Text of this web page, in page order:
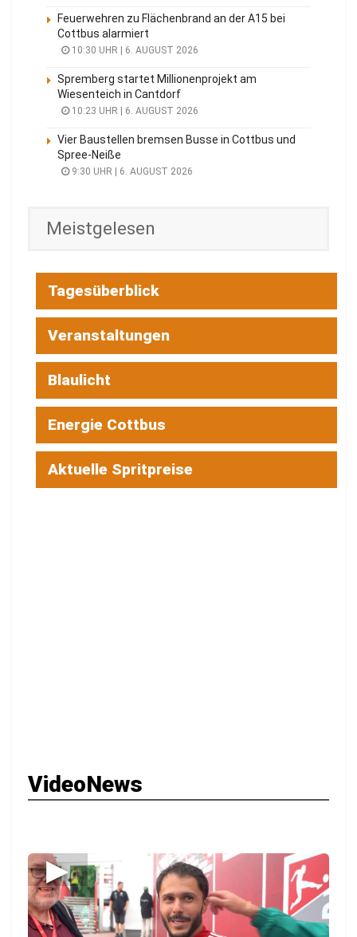
Feuerwehren zu Flächenbrand an der A15 bei
Cottbus alarmiert
10:30 UHR | 6. AUGUST 2026
Spremberg startet Millionenprojekt am
Wiesenteich in Cantdorf
10:23 UHR | 6. AUGUST 2026
Vier Baustellen bremsen Busse in Cottbus und
Spree-Neiße
9:30 UHR | 6. AUGUST 2026
Meistgelesen
Tagesüberblick
Veranstaltungen
Blaulicht
Energie Cottbus
Aktuelle Spritpreise
VideoNews
▶